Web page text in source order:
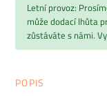
Letní provoz:
může dodací lhůta
zůstáváte s námi.
POPIS